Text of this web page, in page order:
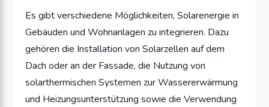
Es gibt verschiedene Möglichkeiten, Solarenergie in
Gebäuden und Wohnanlagen zu integrieren. Dazu
gehören die Installation von Solarzellen auf dem
Dach oder an der Fassade, die Nutzung von
solarthermischen Systemen zur Wassererwärmung
und Heizungsunterstützung sowie die Verwendung